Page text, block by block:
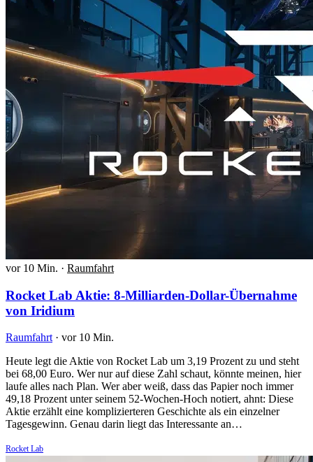
vor 10 Min. · Raumfahrt
Rocket Lab Aktie: 8-Milliarden-Dollar-Übernahme
von Iridium
Raumfahrt · vor 10 Min.
Heute legt die Aktie von Rocket Lab um 3,19 Prozent zu und steht
bei 68,00 Euro. Wer nur auf diese Zahl schaut, könnte meinen, hier
laufe alles nach Plan. Wer aber weiß, dass das Papier noch immer
49,18 Prozent unter seinem 52-Wochen-Hoch notiert, ahnt: Diese
Aktie erzählt eine komplizierteren Geschichte als ein einzelner
Tagesgewinn. Genau darin liegt das Interessante an…
Rocket Lab